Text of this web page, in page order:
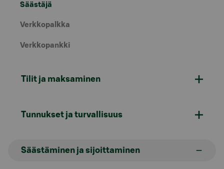
Säästäjä
Verkkopalkka
Verkkopankki
Tilit ja maksaminen
Tunnukset ja turvallisuus
Säästäminen ja sijoittaminen